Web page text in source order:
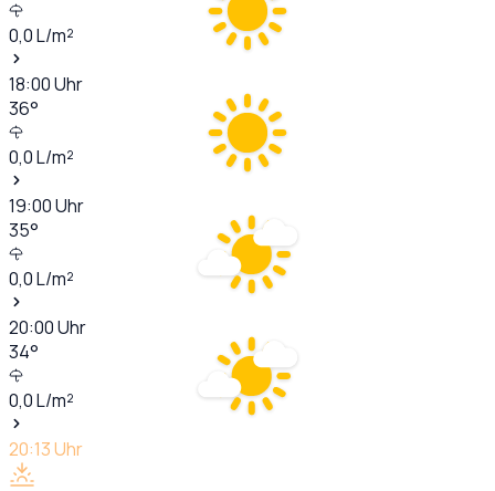
0,0L/m²
18:00Uhr
36°
0,0L/m²
19:00Uhr
35°
0,0L/m²
20:00Uhr
34°
0,0L/m²
20:13Uhr